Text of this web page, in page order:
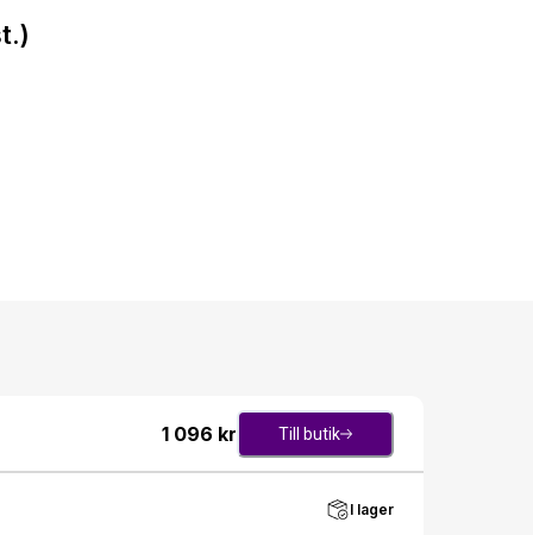
1 096 kr Till butik
I lager